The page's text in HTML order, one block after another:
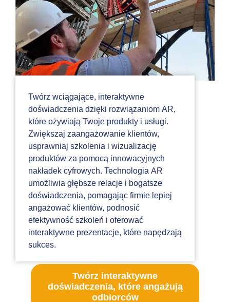
Twórz wciągające, interaktywne
doświadczenia dzięki rozwiązaniom AR,
które ożywiają Twoje produkty i usługi.
Zwiększaj zaangażowanie klientów,
usprawniaj szkolenia i wizualizację
produktów za pomocą innowacyjnych
nakładek cyfrowych. Technologia AR
umożliwia głębsze relacje i bogatsze
doświadczenia, pomagając firmie lepiej
angażować klientów, podnosić
efektywność szkoleń i oferować
interaktywne prezentacje, które napędzają
sukces.
Twórz interaktywne
doświadczenia, które angażują
odbiorców